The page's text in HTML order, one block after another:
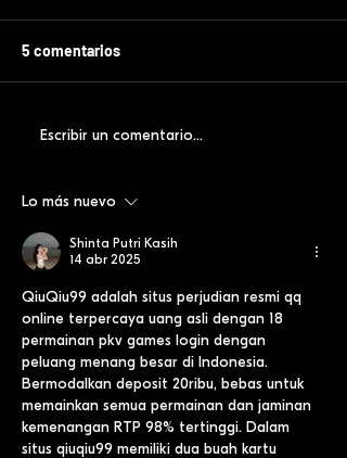
5 comentarios
Escribir un comentario...
Lo más nuevo
Shinta Putri Kasih
14 abr 2025
QiuQiu99 adalah situs perjudian resmi qq
online terpercaya uang asli dengan 18
permainan pkv games login dengan
peluang menang besar di Indonesia.
Bermodalkan deposit 20ribu, bebas untuk
memainkan semua permainan dan jaminan
kemenangan RTP 98% tertinggi. Dalam
situs qiuqiu99 memiliki dua buah kartu